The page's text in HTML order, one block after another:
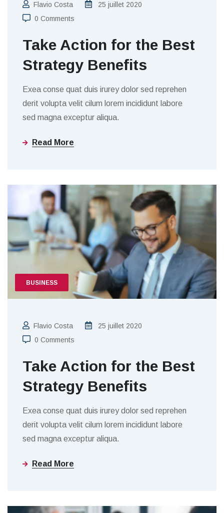
Flavio Costa
25 juillet 2020
0 Comments
Take Action for the Best
Strategy Benefits
Exea conse quat duis irurey dolor sed reprehen
derit volupta velit cilum lorem incididunt labore
sed magna exceptur aliqua.
Read More
BUSINESS
Flavio Costa
25 juillet 2020
0 Comments
Take Action for the Best
Strategy Benefits
Exea conse quat duis irurey dolor sed reprehen
derit volupta velit cilum lorem incididunt labore
sed magna exceptur aliqua.
Read More